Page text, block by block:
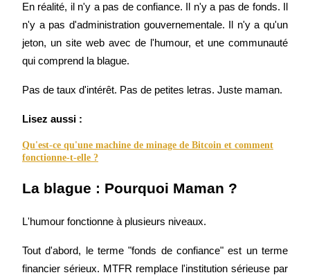
Guide
Guide de démarrage des contrats à terme
En réalité, il n'y a pas de confiance. Il n'y a pas de fonds. Il
n'y a pas d'administration gouvernementale. Il n'y a qu'un
jeton, un site web avec de l'humour, et une communauté
qui comprend la blague.
Pas de taux d'intérêt. Pas de petites letras. Juste maman.
Lisez aussi :
Qu'est-ce qu'une machine de minage de Bitcoin et comment
fonctionne-t-elle ?
La blague : Pourquoi Maman ?
L'humour fonctionne à plusieurs niveaux.
Tout d'abord, le terme "fonds de confiance" est un terme
financier sérieux. MTFR remplace l'institution sérieuse par